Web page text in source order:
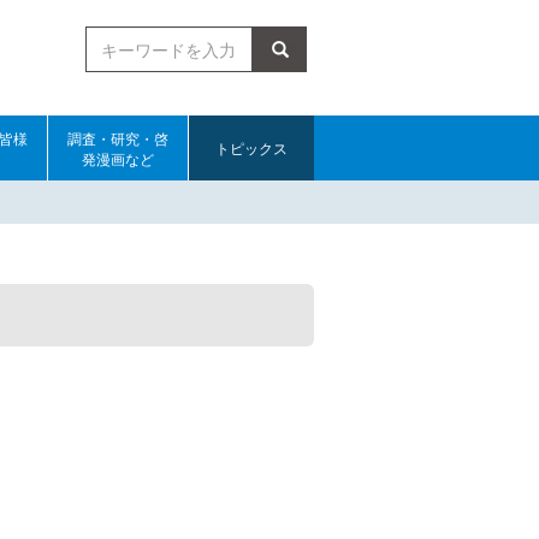
検索
様
調査・研究・啓
発漫画など
トピックス